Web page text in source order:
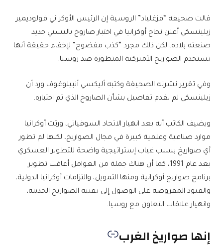
قالت صحيفة “فزغلياد” الروسية إن الرئيس الأوكراني فولوديمير
زيلينسكي أعلن نجاح أوكرانيا في اختبار صاروخ باليستي جديد
صنعته بلاده، لكن ذلك مجرد “كذب مفضوح” لإخفاء حقيقة أنها
تستخدم الصواريخ الأميركية المتطورة ضد روسيا.
وفي تقرير نشرته الصحيفة وكتبه أليكسي أنبيلوغوف ورد أن
زيلينسكي لم يقدم تفاصيل بشأن الصاروخ الذي تم اختباره.
ويضيف الكاتب أنه بعد انهيار الاتحاد السوفياتي، ورثت أوكرانيا
موارد صناعية وعلمية كبيرة في مجال الصواريخ، لكنها لم تطور
أي صواريخ بسبب غياب إستراتيجية واضحة للتطوير العسكري
بعد عام 1991، كما أن هناك جملة من العوامل أعاقت تطوير
برنامج صواريخ أوكرانية ومنها التمويل، والتزامات أوكرانيا الدولية،
والقيود المفروضة على الوصول إلى تقنية الصواريخ الحديثة،
وانهيار علاقات التعاون مع روسيا.
إنها صواريخ الغرب